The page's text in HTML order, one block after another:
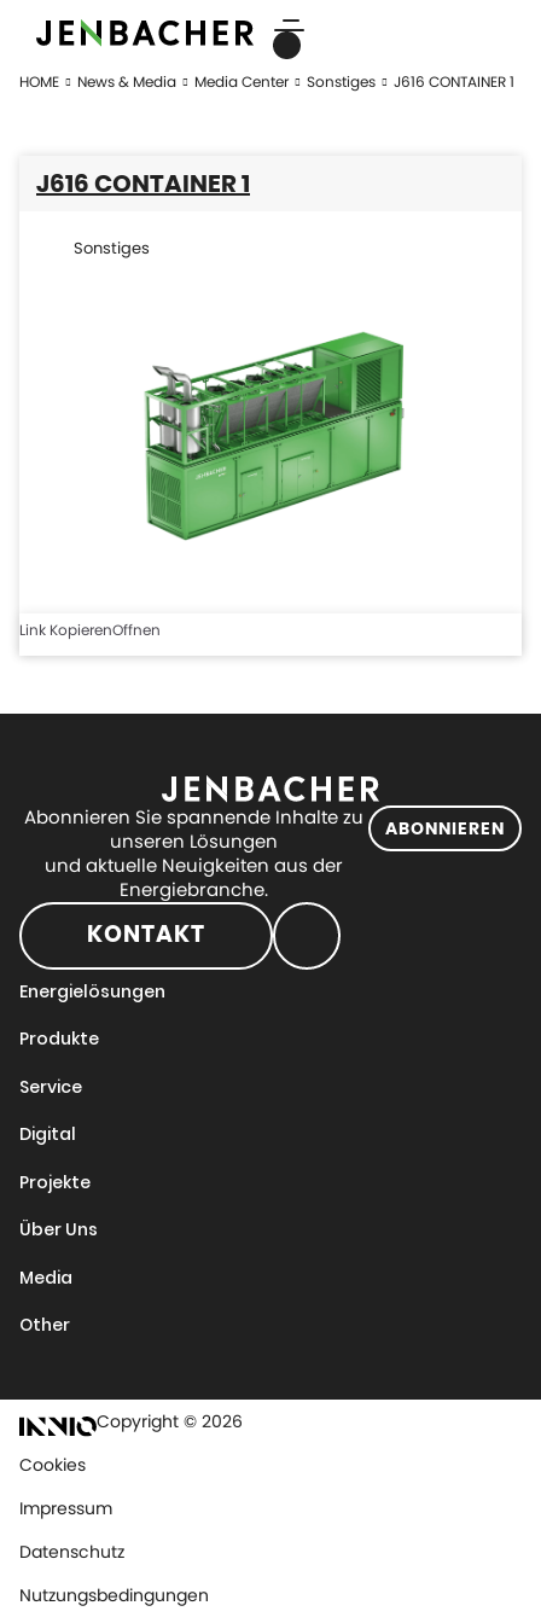
HOME News & Media Media Center Sonstiges J616 CONTAINER 1
J616 CONTAINER 1
Sonstiges
Link KopierenOffnen
Abonnieren Sie spannende Inhalte zu
unseren Lösungen
und aktuelle Neuigkeiten aus der
Energiebranche.
ABONNIEREN
KONTAKT
Energielösungen
Produkte
Service
Digital
Projekte
Über Uns
Media
Other
Copyright © 2026
Cookies
Impressum
Datenschutz
Nutzungsbedingungen